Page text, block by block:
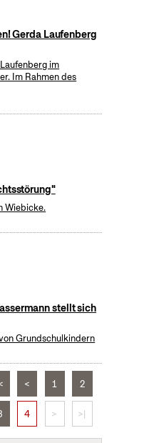
Gerda Laufenberg
im
Im Rahmen des
Wiebicke.
stellt sich
Grundschulkindern
< 1 2
4 > >|